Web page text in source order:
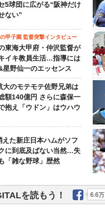
5球団に広がる“阪神だけ
ない”
甲子園 監督突撃インタビュー
東海大甲府・仲沢監督が
イキ教員生活…指導には
星野仙一のエッセンス
大のモテモテ佐野兄弟は
額140億円 さらに森保一
抱え「ウドン」はウハウ
えた新庄日本ハムがソフ
に到底及ばない当然…失
「雑な野球」歴然
を読もう！ 6.6万